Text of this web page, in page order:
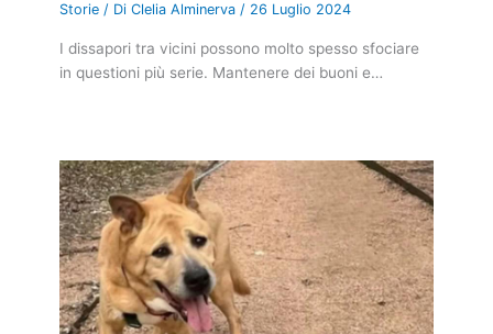
Storie / DiClelia Alminerva/ 26 Luglio 2024
I dissapori tra vicini possono molto spesso sfociare
in questioni più serie. Mantenere dei buoni e…